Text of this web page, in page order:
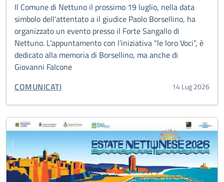
Il Comune di Nettuno il prossimo 19 luglio, nella data
simbolo dell'attentato a il giudice Paolo Borsellino, ha
organizzato un evento presso il Forte Sangallo di
Nettuno. L'appuntamento con l'iniziativa "le loro Voci", è
dedicato alla memoria di Borsellino, ma anche di
Giovanni Falcone
CATEGORIA CORRELATA:
COMUNICATI 14 Lug 2026